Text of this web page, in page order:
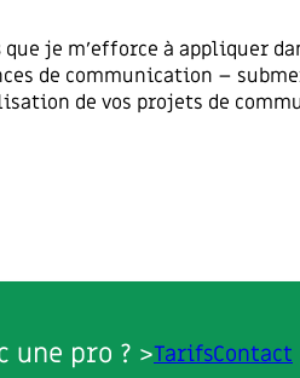
que je m’efforce à appliquer
de communication –
de vos projets de
une pro ? >TarifsContact